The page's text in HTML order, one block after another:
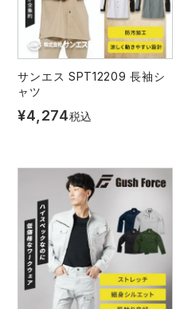
サンエス SPT12209 長袖シ
ャツ
¥4,274税込